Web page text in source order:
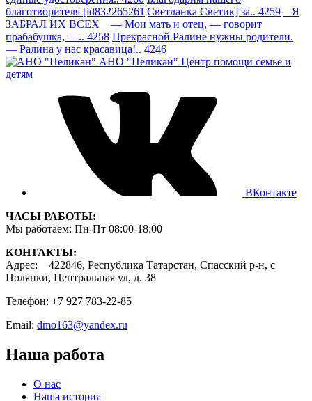
благотворителя [id832265261|Светланка Светик] за.. 4259
Я
ЗАБРАЛ ИХ ВСЕХ — Мои мать и отец, — говорит
прабабушка, —.. 4258 Прекрасной Ралине нужны родители.
— Ралина у нас красавица!.. 4246
АНО "Пеликан" Центр помощи семье и
детям
ВКонтакте
ЧАСЫ РАБОТЫ:
Мы работаем: Пн-Пт 08:00-18:00
КОНТАКТЫ:
Адрес: 422846, Республика Татарстан, Спасский р-н, с
Полянки, Центральная ул, д. 38
Телефон: +7 927 783-22-85
Email: dmo163@yandex.ru
Наша работа
О нас
Наша история